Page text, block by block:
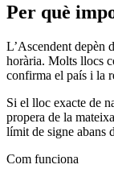
Per què
L’Ascendent depèn
horària. Molts llocs
confirma el país i la
Si el lloc exacte de
propera de la
límit de signe abans
Com funciona